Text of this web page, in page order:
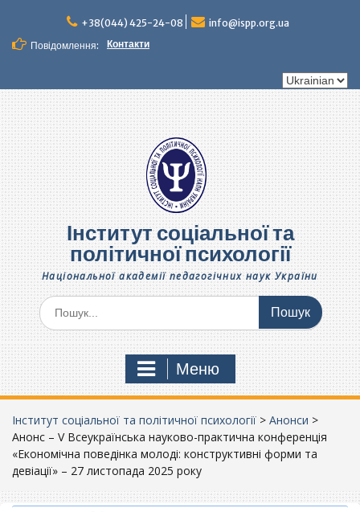
вмісту
+38(044) 425-24-08
info@ispp.org.ua
Повідомлення:
Контакти
Вибрати
Інститут соціальної та
політичної психології
Національної академії педагогічних наук України
Шукати:
Меню
Інститут соціальної та політичної психології > Анонси >
Анонс – V Всеукраїнська науково-практична конференція
«Економічна поведінка молоді: конструктивні форми та
девіації» – 27 листопада 2025 року